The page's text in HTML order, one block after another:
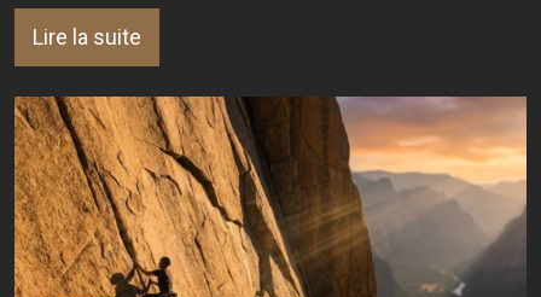
Lire la suite